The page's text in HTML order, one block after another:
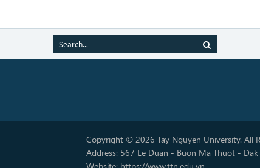
Copyright © 2026 Tay Nguyen University. All
Address: 567 Le Duan - Buon Ma Thuot - Dak